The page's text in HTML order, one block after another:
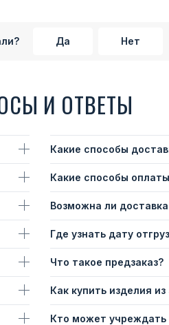
Да Нет
И ОТВЕТЫ
Какие способы
Какие способы
Возможна ли
Где узнать дату
Что такое предзаказ?
Как купить изделия из
Кто может